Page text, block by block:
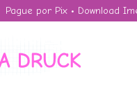
Pague por Pix • Download